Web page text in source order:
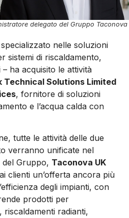
delegato del Gruppo Taconova
nelle soluzioni
sistemi di riscaldamento,
ha acquisito le attività
Technical Solutions Limited
, fornitore di soluzioni
e l’acqua calda con
tutte le attività delle due
verranno unificate nel
Gruppo, Taconova UK
clienti un’offerta ancora più
degli impianti, con
prodotti per
riscaldamenti radianti,